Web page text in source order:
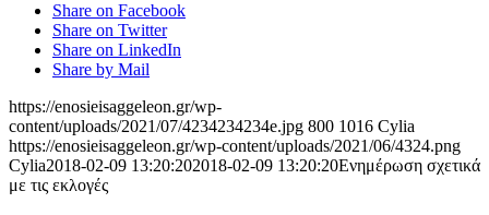
Share on Facebook
Share on Twitter
Share on LinkedIn
Share by Mail
https://enosieisaggeleon.gr/wp-
content/uploads/2021/07/4234234234e.jpg 800 1016 Cylia
https://enosieisaggeleon.gr/wp-content/uploads/2021/06/4324.png
Cylia2018-02-09 13:20:202018-02-09 13:20:20Ενημέρωση σχετικά
με τις εκλογές